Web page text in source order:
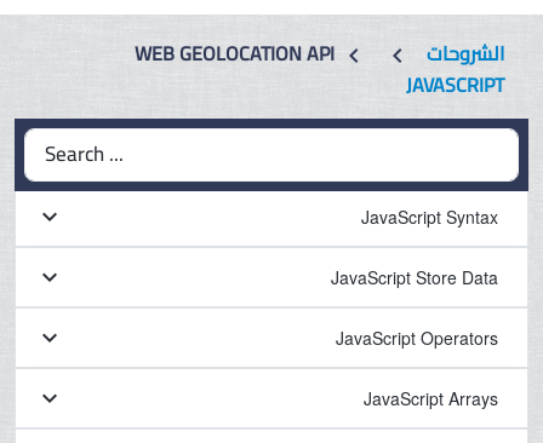
الشروحات chevron_left
WEB GEOLOCATION API chevron_left
JAVASCRIPT
Search ...
JavaScript Syntax
keyboard_arrow_down
JavaScript Store Data
keyboard_arrow_down
JavaScript Operators
keyboard_arrow_down
JavaScript Arrays
keyboard_arrow_down